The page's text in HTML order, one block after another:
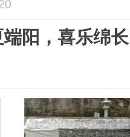
阳，喜乐绵长